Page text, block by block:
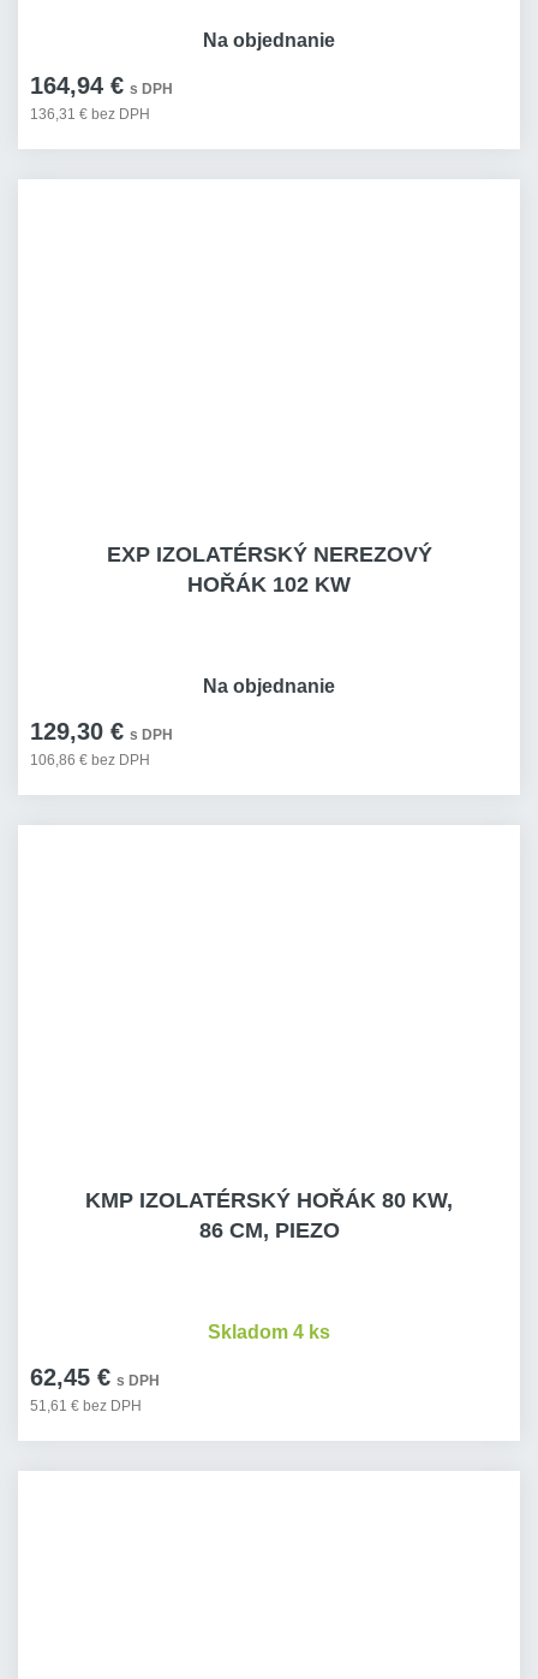
164,94 € s DPH
136,31 € bez DPH
Na objednanie
EXP IZOLATÉRSKÝ NEREZOVÝ
HOŘÁK 102 KW
129,30 € s DPH
106,86 € bez DPH
Na objednanie
KMP IZOLATÉRSKÝ HOŘÁK 80 KW,
86 CM, PIEZO
62,45 € s DPH
51,61 € bez DPH
Skladom 4 ks